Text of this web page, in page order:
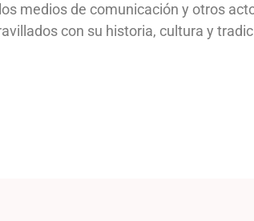
medios de comunicación y otros
con su historia, cultura y